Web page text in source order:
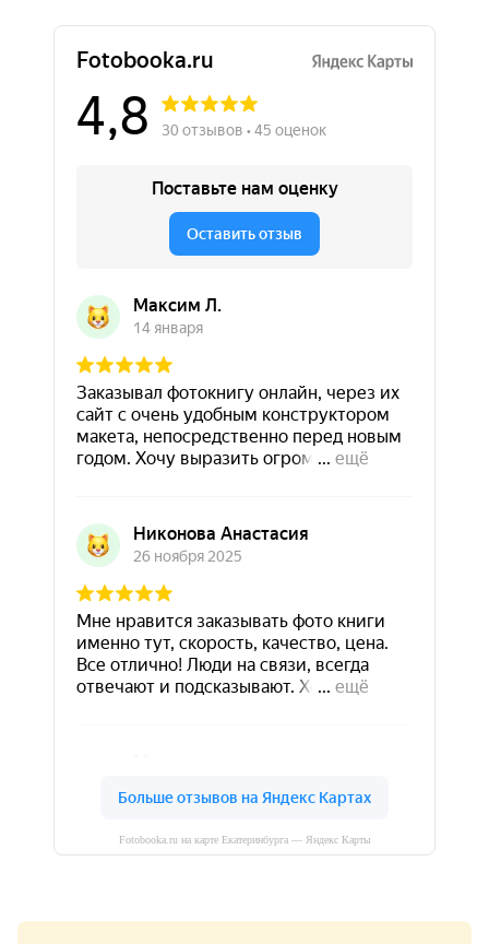
Fotobooka.ru на карте Екатеринбурга — Яндекс Карты